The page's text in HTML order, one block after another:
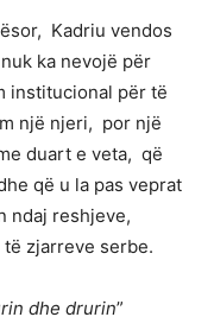
Kadriu vendos
ka nevojë për
institucional për të
një njeri, por një
duart e veta, që
që u la pas veprat
ndaj reshjeve,
zjarreve serbe.
dhe drurin”